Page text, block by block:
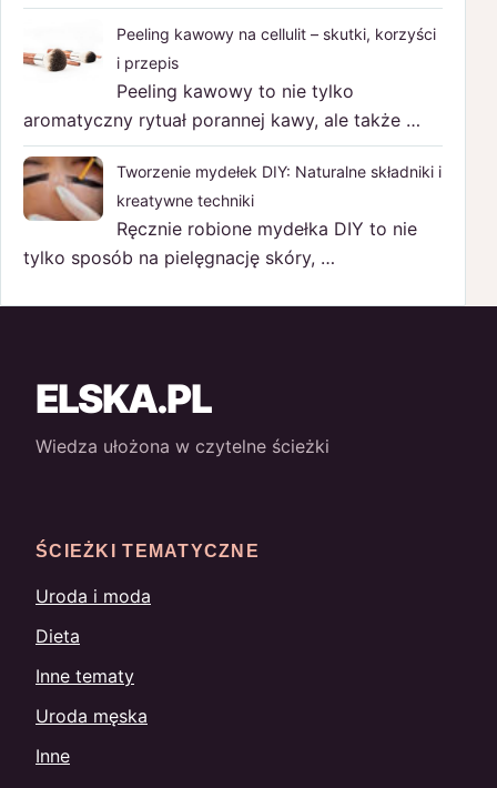
Peeling kawowy na cellulit – skutki, korzyści
i przepis
Peeling kawowy to nie tylko
aromatyczny rytuał porannej kawy, ale także …
Tworzenie mydełek DIY: Naturalne składniki i
kreatywne techniki
Ręcznie robione mydełka DIY to nie
tylko sposób na pielęgnację skóry, …
ELSKA.PL
Wiedza ułożona w czytelne ścieżki
ŚCIEŻKI TEMATYCZNE
Uroda i moda
Dieta
Inne tematy
Uroda męska
Inne